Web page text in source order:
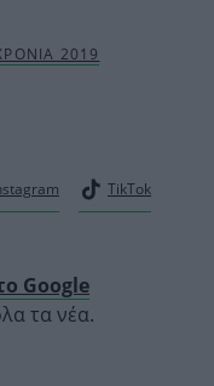
TikTok
Google
τα νέα.